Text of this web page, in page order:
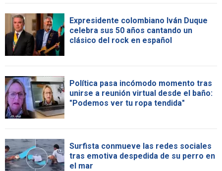
Expresidente colombiano Iván Duque
celebra sus 50 años cantando un
clásico del rock en español
Política pasa incómodo momento tras
unirse a reunión virtual desde el baño:
"Podemos ver tu ropa tendida"
Surfista conmueve las redes sociales
tras emotiva despedida de su perro en
el mar